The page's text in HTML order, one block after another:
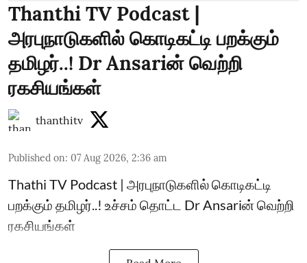
Thanthi TV Podcast |
அரபுநாடுகளில் கொடிகட்டி பறக்கும்
தமிழர்..! Dr Ansariன் வெற்றி
ரகசியங்கள்
thanthitv
Published on: 07 Aug 2026, 2:36 am
Thathi TV Podcast | அரபுநாடுகளில் கொடிகட்டி
பறக்கும் தமிழர்..! உச்சம் தொட்ட Dr Ansariன் வெற்றி
ரகசியங்கள்